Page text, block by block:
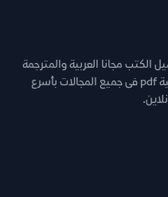
الكتب مجانا العربية والمترجمة
والروايات والقصص وغيرها من كتب مجانية pdf فى جميع المجالات بأسرع